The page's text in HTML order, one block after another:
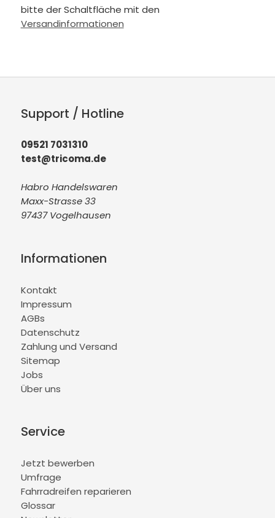
bitte der Schaltfläche mit den
Versandinformationen
Support / Hotline
09521 7031310
test@tricoma.de
Habro Handelswaren
Maxx-Strasse 33
97437 Vogelhausen
Informationen
Kontakt
Impressum
AGBs
Datenschutz
Zahlung und Versand
Sitemap
Jobs
Über uns
Service
Jetzt bewerben
Umfrage
Fahrradreifen reparieren
Glossar